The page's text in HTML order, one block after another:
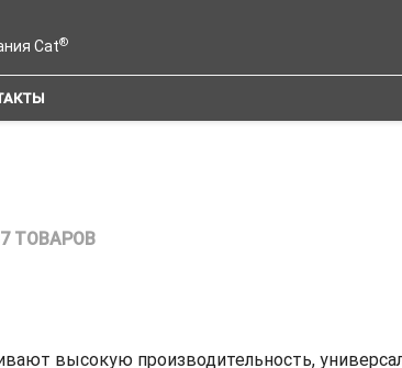
Cat®
ТОВАРОВ
высокую производительность,